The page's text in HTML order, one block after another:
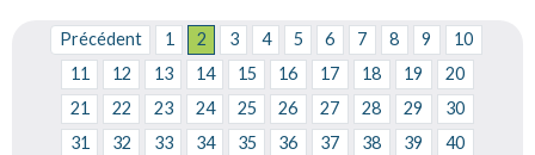
Précédent 1 2 3 4 5 6 7 8 9
10
11
12 13 14 15 16 17 18 19
20
21
22 23 24 25 26 27 28 29
30
31
32 33 34 35 36 37 38 39
40